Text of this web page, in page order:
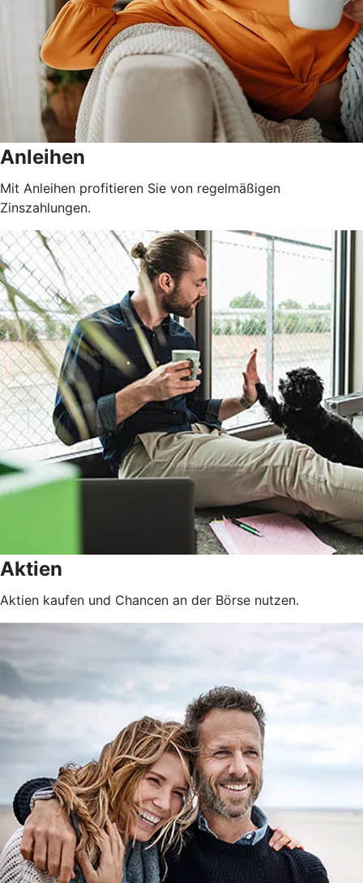
Anleihen
Mit Anleihen profitieren Sie von regelmäßigen
Zinszahlungen.
Aktien
Aktien kaufen und Chancen an der Börse nutzen.